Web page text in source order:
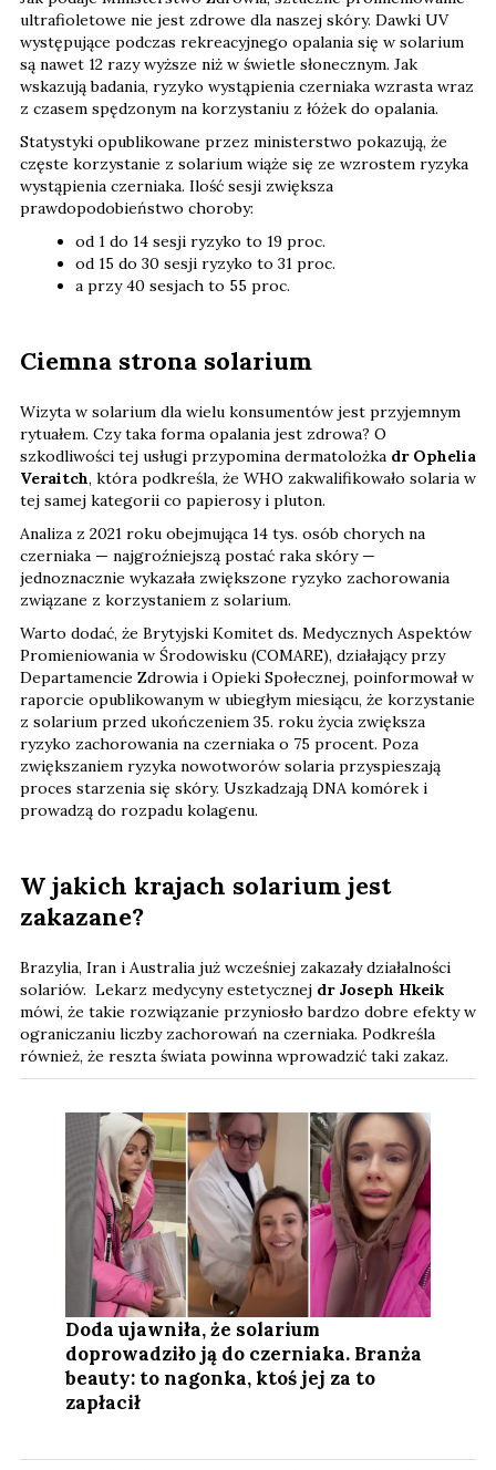
ultrafioletowe nie jest zdrowe dla naszej skóry. Dawki UV
występujące podczas rekreacyjnego opalania się w solarium
są nawet 12 razy wyższe niż w świetle słonecznym. Jak
wskazują badania, ryzyko wystąpienia czerniaka wzrasta wraz
z czasem spędzonym na korzystaniu z łóżek do opalania.
Statystyki opublikowane przez ministerstwo pokazują, że
częste korzystanie z solarium wiąże się ze wzrostem ryzyka
wystąpienia czerniaka. Ilość sesji zwiększa
prawdopodobieństwo choroby:
od 1 do 14 sesji ryzyko to 19 proc.
od 15 do 30 sesji ryzyko to 31 proc.
a przy 40 sesjach to 55 proc.
Ciemna strona solarium
Wizyta w solarium dla wielu konsumentów jest przyjemnym
rytuałem. Czy taka forma opalania jest zdrowa? O
szkodliwości tej usługi przypomina dermatolożka dr Ophelia
Veraitch, która podkreśla, że WHO zakwalifikowało solaria w
tej samej kategorii co papierosy i pluton.
Analiza z 2021 roku obejmująca 14 tys. osób chorych na
czerniaka — najgroźniejszą postać raka skóry —
jednoznacznie wykazała zwiększone ryzyko zachorowania
związane z korzystaniem z solarium.
Warto dodać, że Brytyjski Komitet ds. Medycznych Aspektów
Promieniowania w Środowisku (COMARE), działający przy
Departamencie Zdrowia i Opieki Społecznej, poinformował w
raporcie opublikowanym w ubiegłym miesiącu, że korzystanie
z solarium przed ukończeniem 35. roku życia zwiększa
ryzyko zachorowania na czerniaka o 75 procent. Poza
zwiększaniem ryzyka nowotworów solaria przyspieszają
proces starzenia się skóry. Uszkadzają DNA komórek i
prowadzą do rozpadu kolagenu.
W jakich krajach solarium jest
zakazane?
Brazylia, Iran i Australia już wcześniej zakazały działalności
solariów. Lekarz medycyny estetycznej dr Joseph Hkeik
mówi, że takie rozwiązanie przyniosło bardzo dobre efekty w
ograniczaniu liczby zachorowań na czerniaka. Podkreśla
również, że reszta świata powinna wprowadzić taki zakaz.
Doda ujawniła, że solarium
doprowadziło ją do czerniaka. Branża
beauty: to nagonka, ktoś jej za to
zapłacił